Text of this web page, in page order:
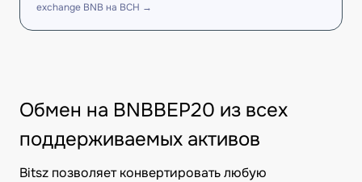
exchange BNB на BCH →
Обмен на BNBBEP20 из всех
поддерживаемых активов
Bitsz позволяет конвертировать любую